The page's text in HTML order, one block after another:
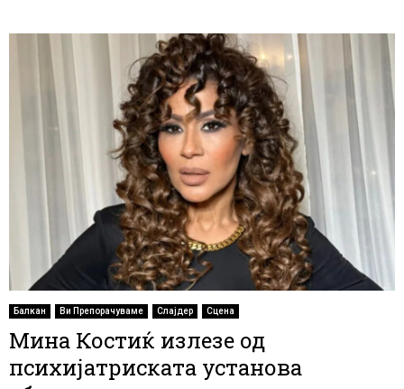
Балкан Ви Препорачуваме Слајдер Сцена
Мина Костиќ излезе од
психијатриската установа